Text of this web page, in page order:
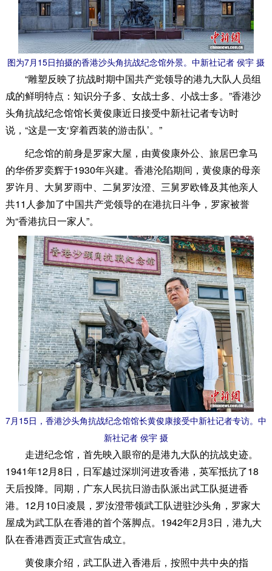
图为7月15日拍摄的香港沙头角抗战纪念馆外景。中新社记者 侯宇 摄
“雕塑反映了抗战时期中国共产党领导的港九大队人员组
成的鲜明特点：知识分子多、女战士多、小战士多。”香港沙
头角抗战纪念馆馆长黄俊康近日接受中新社记者专访时
说，“这是一支‘穿着西装的游击队’。”
纪念馆的前身是罗家大屋，由黄俊康外公、旅居巴拿马
的华侨罗奕辉于1930年兴建。香港沦陷期间，黄俊康的母亲
罗许月、大舅罗雨中、二舅罗汝澄、三舅罗欧锋及其他亲人
共11人参加了中国共产党领导的在港抗日斗争，罗家被誉
为“香港抗日一家人”。
7月15日，香港沙头角抗战纪念馆馆长黄俊康接受中新社记者专访。中
新社记者 侯宇 摄
走进纪念馆，首先映入眼帘的是港九大队的抗战史迹。
1941年12月8日，日军越过深圳河进攻香港，英军抵抗了18
天后投降。同期，广东人民抗日游击队派出武工队挺进香
港。12月10日凌晨，罗汝澄带领武工队进驻沙头角，罗家大
屋成为武工队在香港的首个落脚点。1942年2月3日，港九大
队在香港西贡正式宣告成立。
黄俊康介绍，武工队进入香港后，按照中共中央的指